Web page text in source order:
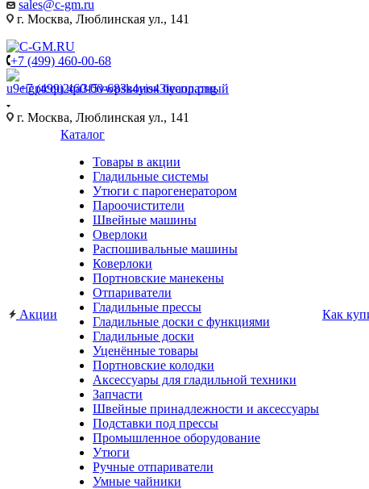
sales@c-gm.ru
г. Москва, Люблинская ул., 141
+7 (499) 460-00-68
+7 (499) 460-00-68Звонок бесплатный
г. Москва, Люблинская ул., 141
Акции
Каталог
Товары в акции
Гладильные системы
Утюги с парогенератором
Пароочистители
Швейные машины
Оверлоки
Распошивальные машины
Коверлоки
Портновские манекены
Отпариватели
Гладильные прессы
Гладильные доски с функциями
Гладильные доски
Уценённые товары
Портновские колодки
Аксессуары для гладильной техники
Запчасти
Швейные принадлежности и аксессуары
Подставки под прессы
Промышленное оборудование
Утюги
Ручные отпариватели
Умные чайники
Как